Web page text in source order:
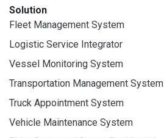
Solution
Fleet Management System
Logistic Service Integrator
Vessel Monitoring System
Transportation Management System
Truck Appointment System
Vehicle Maintenance System